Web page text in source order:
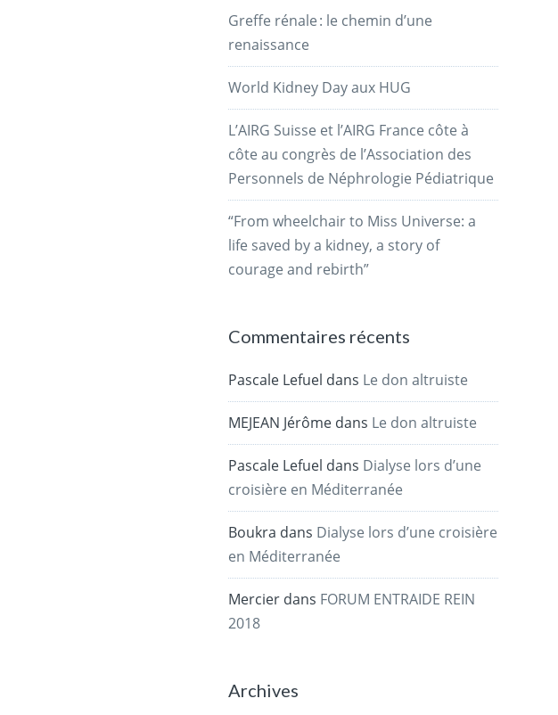
Greffe rénale : le chemin d’une
renaissance
World Kidney Day aux HUG
L’AIRG Suisse et l’AIRG France côte à
côte au congrès de l’Association des
Personnels de Néphrologie Pédiatrique
“From wheelchair to Miss Universe: a
life saved by a kidney, a story of
courage and rebirth”
Commentaires récents
Pascale Lefuel dans Le don altruiste
MEJEAN Jérôme dans Le don altruiste
Pascale Lefuel dans Dialyse lors d’une
croisière en Méditerranée
Boukra dans Dialyse lors d’une croisière
en Méditerranée
Mercier dans FORUM ENTRAIDE REIN
2018
Archives